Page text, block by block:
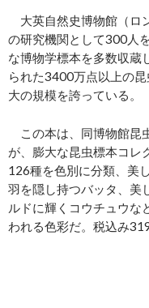
大英自然史博物館（ロ
の研究機関として300人
な博物学標本を多数収蔵
られた3400万点以上の
大の規模を誇っている。
この本は、同博物館昆
が、膨大な昆虫標本コレ
126種を色別に分類、美
羽を隠し持つバッタ、美
ルドに輝くコウチュウな
われる色彩だ。税込み